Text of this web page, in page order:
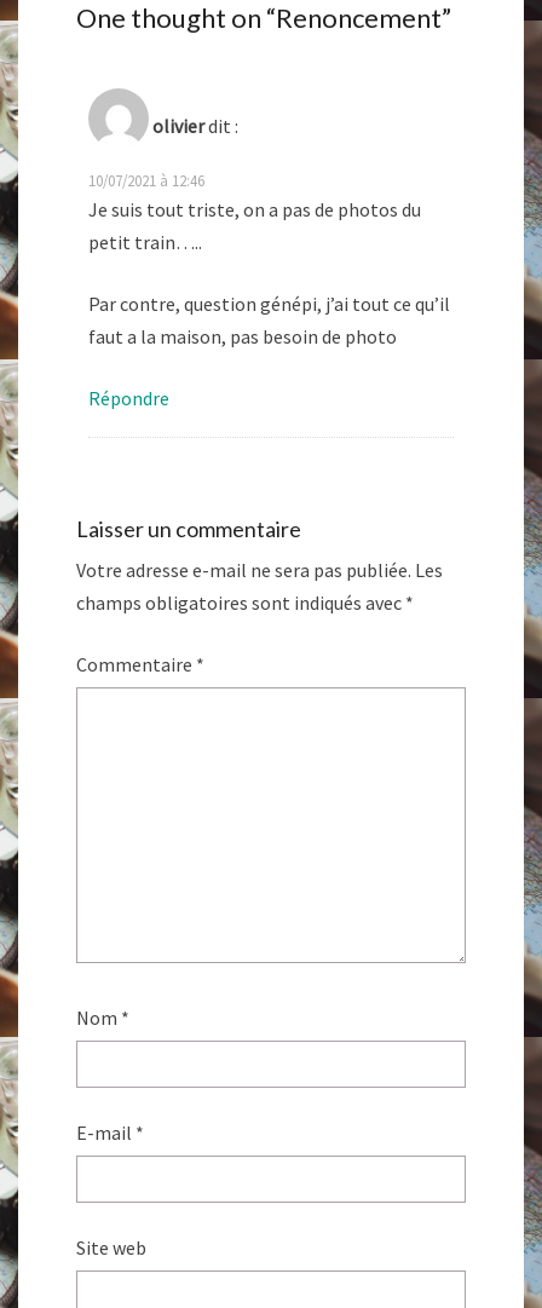
One thought on “Renoncement”
olivierdit :
10/07/2021 à 12:46
Je suis tout triste, on a pas de photos du
petit train…..
Par contre, question génépi, j’ai tout ce qu’il
faut a la maison, pas besoin de photo
Répondre
Laisser un commentaire
Votre adresse e-mail ne sera pas publiée. Les
champs obligatoires sont indiqués avec *
Commentaire *
Nom *
E-mail *
Site web